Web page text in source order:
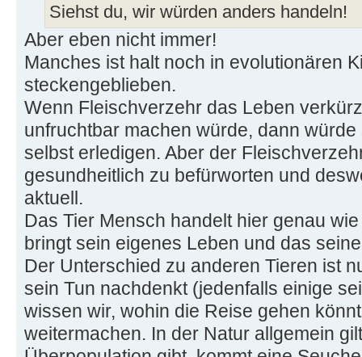
Siehst du, wir würden anders handeln!
Aber eben nicht immer!
Manches ist halt noch in evolutionären
steckengeblieben.
Wenn Fleischverzehr das Leben
unfruchtbar machen würde, dann
selbst erledigen. Aber der
gesundheitlich zu befürworten und
aktuell.
Das Tier Mensch handelt hier genau
bringt sein eigenes Leben und das
Der Unterschied zu anderen Tieren ist
sein Tun nachdenkt (jedenfalls einige
wissen wir, wohin die Reise gehen
weitermachen. In der Natur allgemein